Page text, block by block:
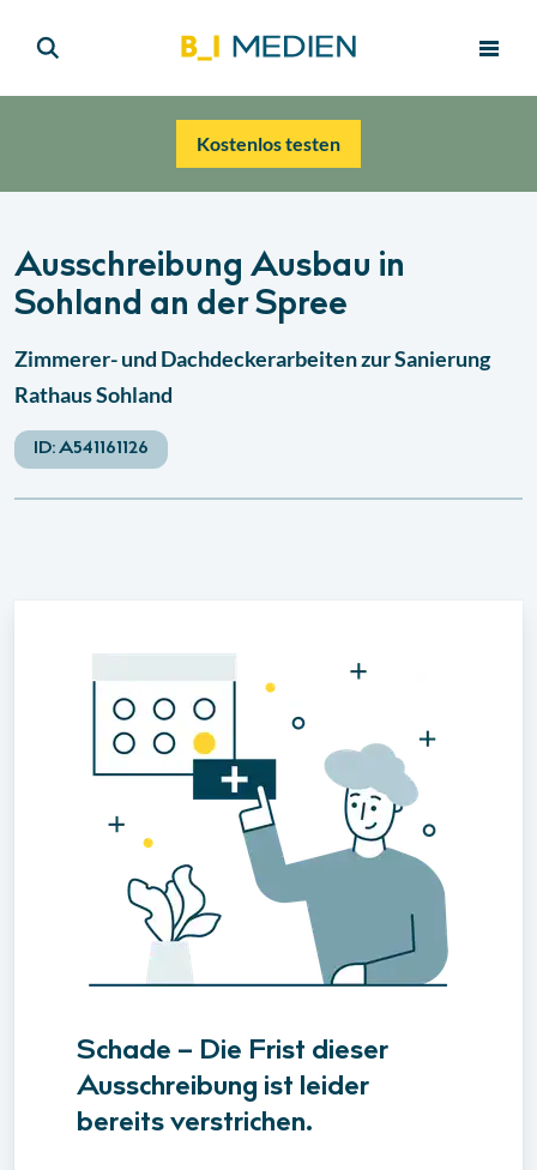
Kostenlos testen
Ausschreibung Ausbau in
Sohland an der Spree
Zimmerer- und Dachdeckerarbeiten zur Sanierung
Rathaus Sohland
ID:A541161126
Schade – Die Frist dieser
Ausschreibung ist leider
bereits verstrichen.